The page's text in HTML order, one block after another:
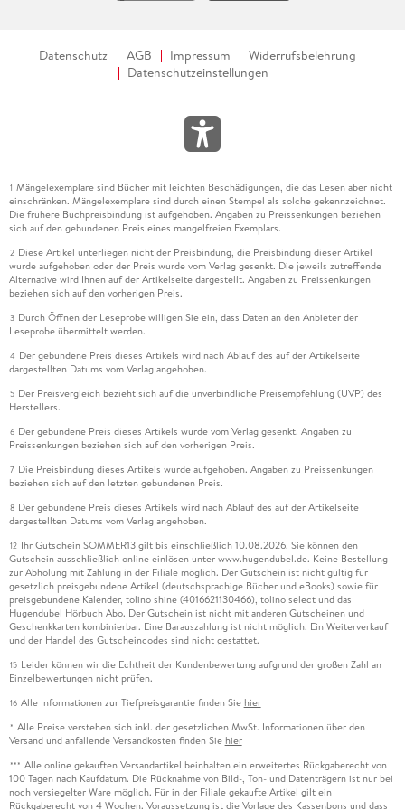
einen Teil seiner Studienzeit in China. Daher kann er die
Faszination junger Leute für kommunistische Ideale ebenso
unternehmungslustiger Menschen vom Schlage Flatows für
die Chinesen, ihre bewundernswerte Kultur und die schier
unbegrenzten Geschäftschancen in der Volksrepublik. Doch
"Handelsblatts" ist Ziesemer keineswegs blind für die
Schattenseiten der chinesischen Machtpolitik, die angesichts
der bis vor Kurzem noch vorherrschenden Begeisterung für
den wirtschaftlichen Aufstieg des bevölkerungsreichsten
Landes der Erde weitgehend aus dem Blickfeld der
Öffentlichkeit verschwunden waren. Das ändert sich gerade.
MARK FEHR
Bernd Ziesemer: Maos deutscher Topagent - Wie China die
Bundesrepublik eroberte. Campus Verlag, Frankfurt/New York
2023, 232 Seiten
© Alle Rechte vorbehalten. Frankfurter Allgemeine Zeitung
GmbH, Frankfurt.
Datenschutz AGB Impressum
Widerrufsbelehrung
Datenschutzeinstellungen
1 Mängelexemplare sind Bücher mit leichten Beschädigungen, die das Lesen aber nicht
einschränken. Mängelexemplare sind durch einen Stempel als solche gekennzeichnet.
Die frühere Buchpreisbindung ist aufgehoben. Angaben zu Preissenkungen beziehen
sich auf den gebundenen Preis eines mangelfreien Exemplars.
2 Diese Artikel unterliegen nicht der Preisbindung, die Preisbindung dieser Artikel
wurde aufgehoben oder der Preis wurde vom Verlag gesenkt. Die jeweils zutreffende
Alternative wird Ihnen auf der Artikelseite dargestellt. Angaben zu Preissenkungen
beziehen sich auf den vorherigen Preis.
3 Durch Öffnen der Leseprobe willigen Sie ein, dass Daten an den Anbieter der
Leseprobe übermittelt werden.
4 Der gebundene Preis dieses Artikels wird nach Ablauf des auf der Artikelseite
dargestellten Datums vom Verlag angehoben.
5 Der Preisvergleich bezieht sich auf die unverbindliche Preisempfehlung (UVP) des
Herstellers.
6 Der gebundene Preis dieses Artikels wurde vom Verlag gesenkt. Angaben zu
Preissenkungen beziehen sich auf den vorherigen Preis.
7 Die Preisbindung dieses Artikels wurde aufgehoben. Angaben zu Preissenkungen
beziehen sich auf den letzten gebundenen Preis.
8 Der gebundene Preis dieses Artikels wird nach Ablauf des auf der Artikelseite
dargestellten Datums vom Verlag angehoben.
12 Ihr Gutschein SOMMER13 gilt bis einschließlich 10.08.2026. Sie können den
Gutschein ausschließlich online einlösen unter www.hugendubel.de. Keine Bestellung
zur Abholung mit Zahlung in der Filiale möglich. Der Gutschein ist nicht gültig für
gesetzlich preisgebundene Artikel (deutschsprachige Bücher und eBooks) sowie für
preisgebundene Kalender, tolino shine (4016621130466), tolino select und das
Hugendubel Hörbuch Abo. Der Gutschein ist nicht mit anderen Gutscheinen und
Geschenkkarten kombinierbar. Eine Barauszahlung ist nicht möglich. Ein Weiterverkauf
und der Handel des Gutscheincodes sind nicht gestattet.
15 Leider können wir die Echtheit der Kundenbewertung aufgrund der großen Zahl an
Einzelbewertungen nicht prüfen.
16 Alle Informationen zur Tiefpreisgarantie finden Sie hier
* Alle Preise verstehen sich inkl. der gesetzlichen MwSt. Informationen über den
Versand und anfallende Versandkosten finden Sie hier
*** Alle online gekauften Versandartikel beinhalten ein erweitertes Rückgaberecht von
100 Tagen nach Kaufdatum. Die Rücknahme von Bild-, Ton- und Datenträgern ist nur bei
noch versiegelter Ware möglich. Für in der Filiale gekaufte Artikel gilt ein
Rückgaberecht von 4 Wochen. Voraussetzung ist die Vorlage des Kassenbons und dass